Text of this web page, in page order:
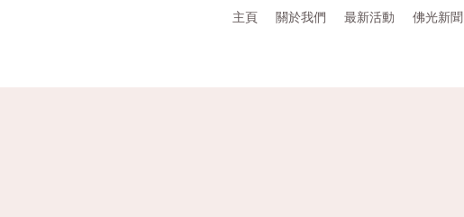
主頁 關於我們 最新活動 佛光新聞